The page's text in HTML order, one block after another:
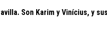
Son Karim y Vinícius, y